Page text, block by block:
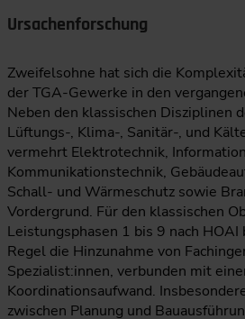
Ursachenforschung
Zweifelsohne hat sich die
der TGA-Gewerke in den
Neben den klassischen Disziplinen
Lüftungs-, Klima-, Sanitär-, und
vermehrt Elektrotechnik,
Kommunikationstechnik,
Schall- und Wärmeschutz sowie
Vordergrund. Für den klassischen
Leistungsphasen 1 bis 9 nach
Regel die Hinzunahme von
Spezialist:innen, verbunden mit
Koordinationsaufwand.
zwischen Planung und